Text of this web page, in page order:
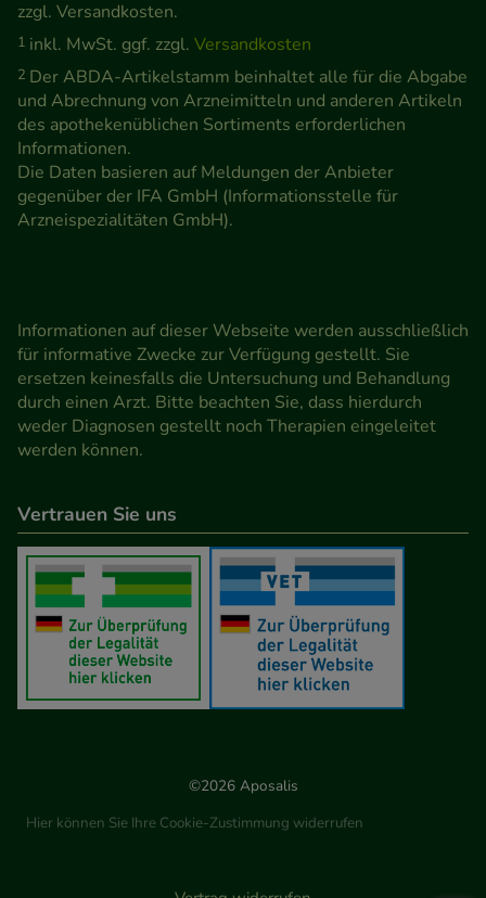
zzgl. Versandkosten.
1 inkl. MwSt. ggf. zzgl. Versandkosten
2 Der ABDA-Artikelstamm beinhaltet alle für die Abgabe
und Abrechnung von Arzneimitteln und anderen Artikeln
des apothekenüblichen Sortiments erforderlichen
Informationen.
Die Daten basieren auf Meldungen der Anbieter
gegenüber der IFA GmbH (Informationsstelle für
Arzneispezialitäten GmbH).
Informationen auf dieser Webseite werden ausschließlich
für informative Zwecke zur Verfügung gestellt. Sie
ersetzen keinesfalls die Untersuchung und Behandlung
durch einen Arzt. Bitte beachten Sie, dass hierdurch
weder Diagnosen gestellt noch Therapien eingeleitet
werden können.
Vertrauen Sie uns
©2026 Aposalis
Hier können Sie Ihre Cookie-Zustimmung widerrufen